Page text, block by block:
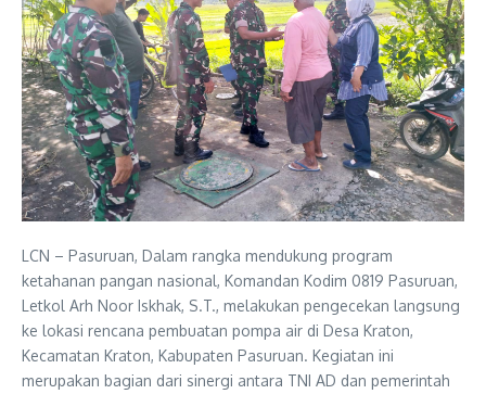
LCN – Pasuruan, Dalam rangka mendukung program
ketahanan pangan nasional, Komandan Kodim 0819 Pasuruan,
Letkol Arh Noor Iskhak, S.T., melakukan pengecekan langsung
ke lokasi rencana pembuatan pompa air di Desa Kraton,
Kecamatan Kraton, Kabupaten Pasuruan. Kegiatan ini
merupakan bagian dari sinergi antara TNI AD dan pemerintah